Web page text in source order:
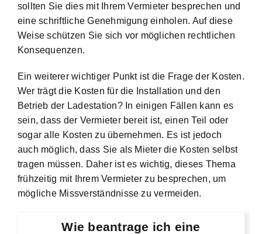
sollten Sie dies mit Ihrem Vermieter besprechen und
eine schriftliche Genehmigung einholen. Auf diese
Weise schützen Sie sich vor möglichen rechtlichen
Konsequenzen.
Ein weiterer wichtiger Punkt ist die Frage der Kosten.
Wer trägt die Kosten für die Installation und den
Betrieb der Ladestation? In einigen Fällen kann es
sein, dass der Vermieter bereit ist, einen Teil oder
sogar alle Kosten zu übernehmen. Es ist jedoch
auch möglich, dass Sie als Mieter die Kosten selbst
tragen müssen. Daher ist es wichtig, dieses Thema
frühzeitig mit Ihrem Vermieter zu besprechen, um
mögliche Missverständnisse zu vermeiden.
Wie beantrage ich eine